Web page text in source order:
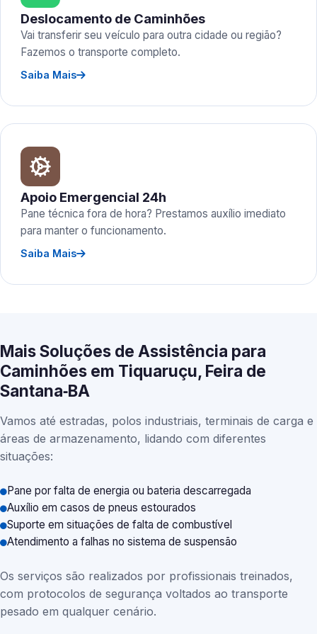
Deslocamento de Caminhões
Vai transferir seu veículo para outra cidade ou região?
Fazemos o transporte completo.
Saiba Mais
Apoio Emergencial 24h
Pane técnica fora de hora? Prestamos auxílio imediato
para manter o funcionamento.
Saiba Mais
Mais Soluções de Assistência para
Caminhões em Tiquaruçu, Feira de
Santana‑BA
Vamos até estradas, polos industriais, terminais de carga e
áreas de armazenamento, lidando com diferentes
situações:
Pane por falta de energia ou bateria descarregada
Auxílio em casos de pneus estourados
Suporte em situações de falta de combustível
Atendimento a falhas no sistema de suspensão
Os serviços são realizados por profissionais treinados,
com protocolos de segurança voltados ao transporte
pesado em qualquer cenário.